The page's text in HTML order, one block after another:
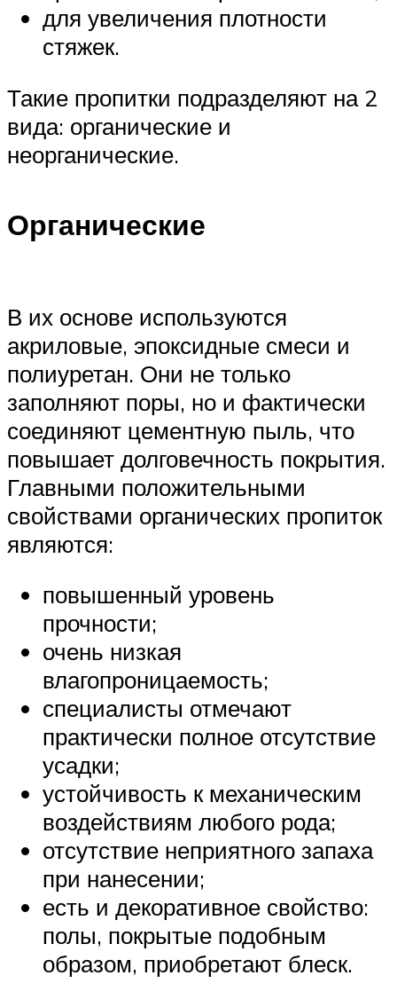
для увеличения плотности
стяжек.
Такие пропитки подразделяют на 2
вида: органические и
неорганические.
Органические
В их основе используются
акриловые, эпоксидные смеси и
полиуретан. Они не только
заполняют поры, но и фактически
соединяют цементную пыль, что
повышает долговечность покрытия.
Главными положительными
свойствами органических пропиток
являются:
повышенный уровень
прочности;
очень низкая
влагопроницаемость;
специалисты отмечают
практически полное отсутствие
усадки;
устойчивость к механическим
воздействиям любого рода;
отсутствие неприятного запаха
при нанесении;
есть и декоративное свойство:
полы, покрытые подобным
образом, приобретают блеск.